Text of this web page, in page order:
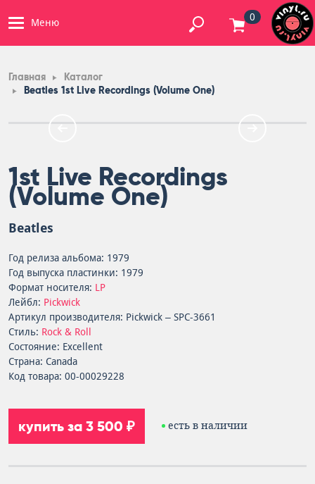
Меню 0
Главная
Каталог
Beatles 1st Live Recordings (Volume One)
1st Live Recordings
(Volume One)
Beatles
Год релиза альбома: 1979
Год выпуска пластинки: 1979
Формат носителя: LP
Лейбл: Pickwick
Артикул производителя: Pickwick – SPC-3661
Стиль: Rock & Roll
Состояние: Excellent
Страна: Canada
Код товара: 00-00029228
купить за 3 500 ₽ есть в наличии